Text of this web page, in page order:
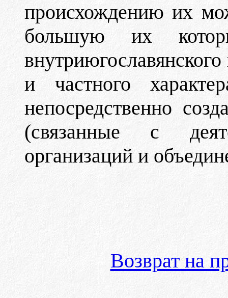
происхождению их
большую их
и частного
непосредственно
(связанные с
организаций и
Возврат на